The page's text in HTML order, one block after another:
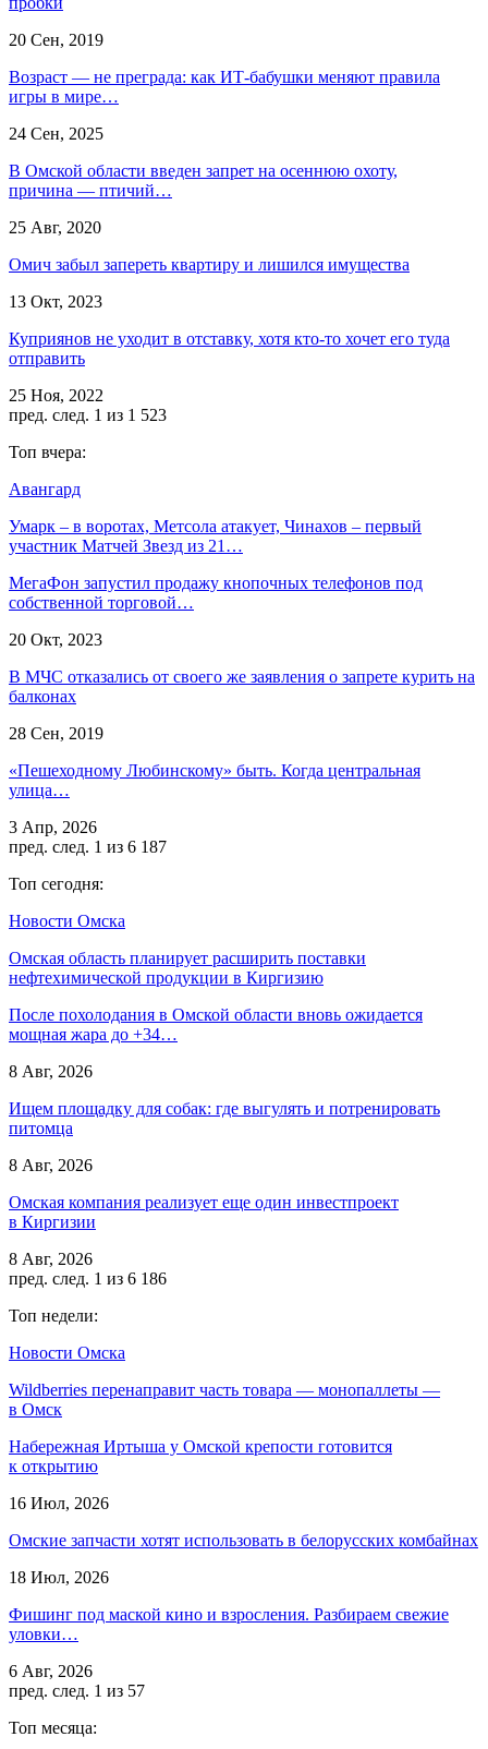
20 Сен, 2019
Возраст — не преграда: как ИТ-бабушки меняют правила
игры в мире…
24 Сен, 2025
В Омской области введен запрет на осеннюю охоту,
причина — птичий…
25 Авг, 2020
Омич забыл запереть квартиру и лишился имущества
13 Окт, 2023
Куприянов не уходит в отставку, хотя кто-то хочет его туда
отправить
25 Ноя, 2022
пред. след. 1 из 1 523
Топ вчера:
Авангард
Умарк – в воротах, Метсола атакует, Чинахов – первый
участник Матчей Звезд из 21…
МегаФон запустил продажу кнопочных телефонов под
собственной торговой…
20 Окт, 2023
В МЧС отказались от своего же заявления о запрете курить на
балконах
28 Сен, 2019
«Пешеходному Любинскому» быть. Когда центральная
улица…
3 Апр, 2026
пред. след. 1 из 6 187
Топ сегодня:
Новости Омска
Омская область планирует расширить поставки
нефтехимической продукции в Киргизию
После похолодания в Омской области вновь ожидается
мощная жара до +34…
8 Авг, 2026
Ищем площадку для собак: где выгулять и потренировать
питомца
8 Авг, 2026
Омская компания реализует еще один инвестпроект
в Киргизии
8 Авг, 2026
пред. след. 1 из 6 186
Топ недели:
Новости Омска
Wildberries перенаправит часть товара — монопаллеты —
в Омск
Набережная Иртыша у Омской крепости готовится
к открытию
16 Июл, 2026
Омские запчасти хотят использовать в белорусских комбайнах
18 Июл, 2026
Фишинг под маской кино и взросления. Разбираем свежие
уловки…
6 Авг, 2026
пред. след. 1 из 57
Топ месяца: